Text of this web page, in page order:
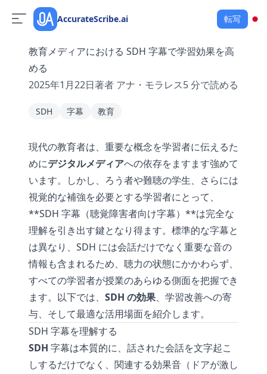
AccurateScribe.ai 転写
教育メディアにおける SDH 字幕で学習効果を高
める
2025年1月22日著者 アナ・モラレス5分で読める
SDH 字幕 教育
現代の教育者は、重要な概念を学習者に伝えるた
めにデジタルメディアへの依存をますます強めて
います。しかし、ろう者や難聴の学生、さらには
視覚的な補強を必要とする学習者にとって、
**SDH 字幕（聴覚障害者向け字幕）**は完全な
理解を引き出す鍵となり得ます。標準的な字幕と
は異なり、SDH には会話だけでなく重要な音の
情報も含まれるため、聴力の状態にかかわらず、
すべての学習者が授業のあらゆる側面を把握でき
ます。以下では、 SDH の効果、学習改善への寄
与、そして最適な活用場面を紹介します。
SDH 字幕を理解する
SDH 字幕は本質的に、話された会話を文字起こ
しするだけでなく、関連する効果音（ドアが激し